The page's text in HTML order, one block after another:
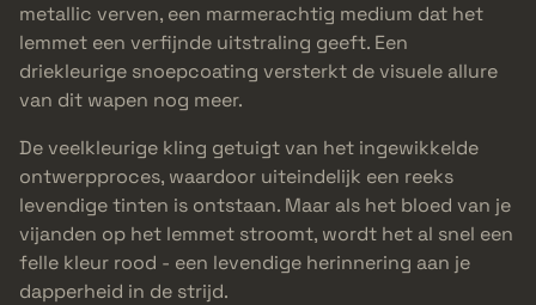
metallic verven, een marmerachtig medium dat het
lemmet een verfijnde uitstraling geeft. Een
driekleurige snoepcoating versterkt de visuele allure
van dit wapen nog meer.
De veelkleurige kling getuigt van het ingewikkelde
ontwerpproces, waardoor uiteindelijk een reeks
levendige tinten is ontstaan. Maar als het bloed van je
vijanden op het lemmet stroomt, wordt het al snel een
felle kleur rood - een levendige herinnering aan je
dapperheid in de strijd.